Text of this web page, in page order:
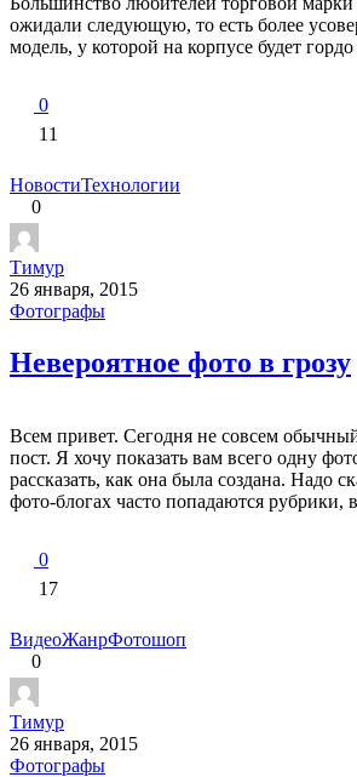
ожидали следующую, то есть более
модель, у которой на корпусе будет
0
11
НовостиТехнологии
0
Тимур
26 января, 2015
Фотографы
Невероятное фото в грозу
Всем привет. Сегодня не совсем
пост. Я хочу показать вам всего одну
рассказать, как она была создана. Надо
фото-блогах часто попадаются рубрики,
0
17
ВидеоЖанрФотошоп
0
Тимур
26 января, 2015
Фотографы